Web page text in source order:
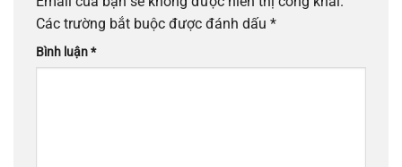
Các trường bắt buộc được đánh dấu *
Bình luận*